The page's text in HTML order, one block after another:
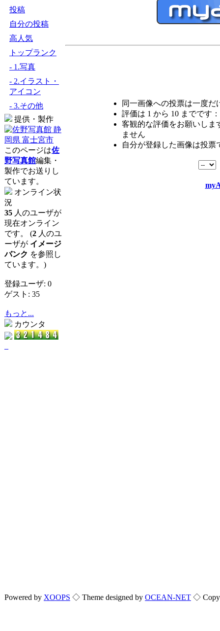
投稿
自分の投稿
高人気
トップランク
- 1.写真
- 2.イラスト・
アイコン
- 3.その他
提供・製作
このページは佐
野写真館編集・
製作でお送りし
ています。
オンライン状
況
35 人のユーザが
現在オンライン
です。 (2 人のユ
ーザが イメージ
バンク を参照し
ています。)
登録ユーザ: 0
ゲスト: 35
もっと...
カウンタ
同一画像への投票は一度だ
評価は 1 から 10 までです
客観的な評価をお願いしま
ません
自分が登録した画像は投票
Powered by XOOPS ◇ Theme designed by OCEAN-NET ◇